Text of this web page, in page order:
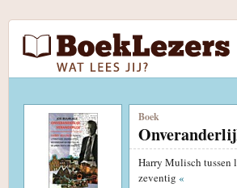
Boek
Harry Mulisch tussen
zeventig «